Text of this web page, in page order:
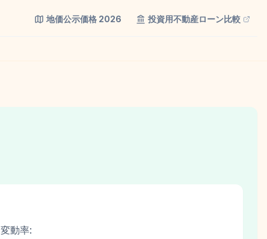
地価公示価格 2026 投資用不動産ローン比較
変動率: